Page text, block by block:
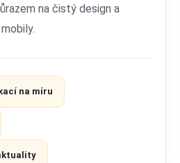
na čistý design a
na míru